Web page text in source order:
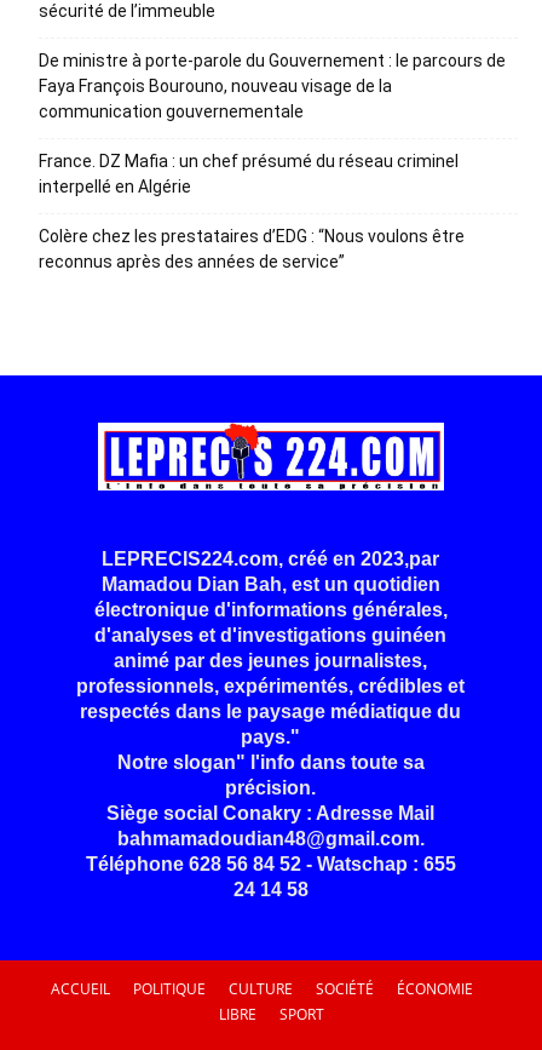
sécurité de l’immeuble
De ministre à porte-parole du Gouvernement : le parcours de
Faya François Bourouno, nouveau visage de la
communication gouvernementale
France. DZ Mafia : un chef présumé du réseau criminel
interpellé en Algérie
Colère chez les prestataires d’EDG : “Nous voulons être
reconnus après des années de service”
LEPRECIS224.com, créé en 2023,par
Mamadou Dian Bah, est un quotidien
électronique d'informations générales,
d'analyses et d'investigations guinéen
animé par des jeunes journalistes,
professionnels, expérimentés, crédibles et
respectés dans le paysage médiatique du
pays."
Notre slogan" l'info dans toute sa
précision.
Siège social Conakry : Adresse Mail
bahmamadoudian48@gmail.com.
Téléphone 628 56 84 52 - Watschap : 655
24 14 58
ACCUEIL POLITIQUE CULTURE SOCIÉTÉ
ÉCONOMIE
LIBRE
SPORT